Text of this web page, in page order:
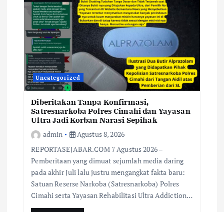
Uncategorized
Diberitakan Tanpa Konfirmasi,
Satresnarkoba Polres Cimahi dan Yayasan
Ultra Jadi Korban Narasi Sepihak
admin
Agustus 8, 2026
REPORTASEJABAR.COM 7 Agustus 2026 –
Pemberitaan yang dimuat sejumlah media daring
pada akhir Juli lalu justru mengangkat fakta baru:
Satuan Reserse Narkoba (Satresnarkoba) Polres
Cimahi serta Yayasan Rehabilitasi Ultra Addiction…